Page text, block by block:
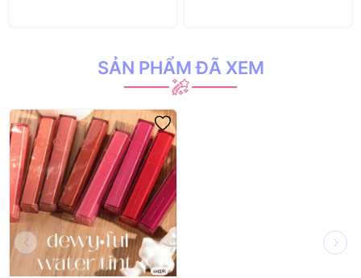
SẢN PHẨM ĐÃ XEM